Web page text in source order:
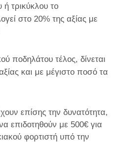
ή τρικύκλου το
στο 20% της αξίας με
ποδηλάτου τέλος, δίνεται
και με μέγιστο ποσό τα
επίσης την δυνατότητα,
επιδοτηθούν με 500€ για
φορτιστή υπό την